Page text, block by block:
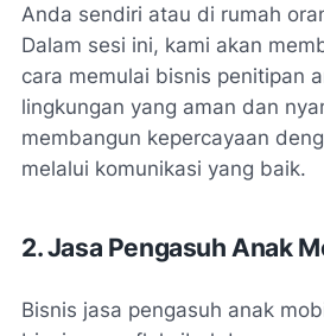
Anda sendiri atau di rumah
Dalam sesi ini, kami akan
cara memulai bisnis penitipan
lingkungan yang aman dan
membangun kepercayaan
melalui komunikasi yang baik.
2. Jasa Pengasuh Anak
Bisnis jasa pengasuh anak